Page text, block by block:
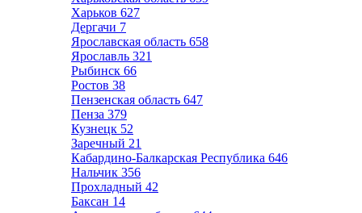
Харьков 627
Дергачи 7
Ярославская область 658
Ярославль 321
Рыбинск 66
Ростов 38
Пензенская область 647
Пенза 379
Кузнецк 52
Заречный 21
Кабардино-Балкарская Республика 646
Нальчик 356
Прохладный 42
Баксан 14